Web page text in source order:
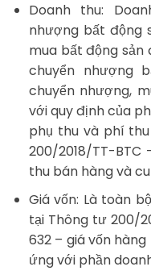
Doanh thu:
nhượng bất động
mua bất động
chuyển nhượng
chuyển nhượng,
với quy định của
phụ thu và phí
200/2018/TT-BTC
thu bán hàng và
Giá vốn: Là toàn
tại Thông tư 200/
632 – giá vốn
ứng với phần